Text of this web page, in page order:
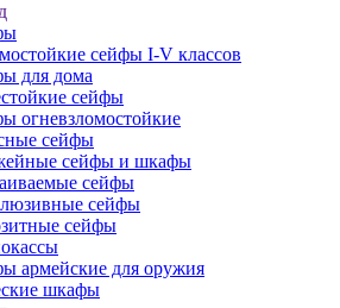
сейфы I-V классов
для дома
сейфы
огневзломостойкие
сейфы
сейфы и шкафы
сейфы
сейфы
сейфы
армейские для оружия
шкафы